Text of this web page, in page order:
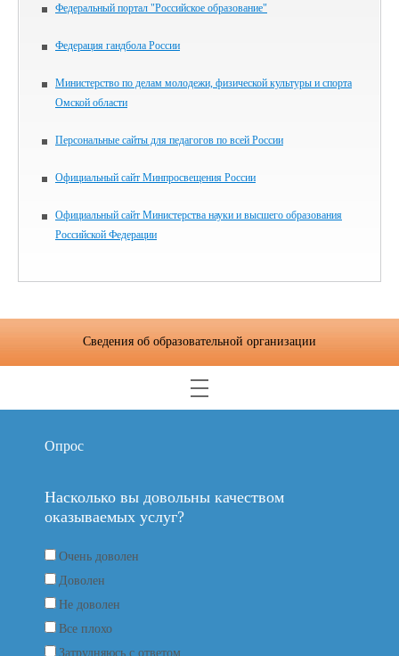
Федеральный портал "Российское образование"
Федерация гандбола России
Министерство по делам молодежи, физической культуры и спорта
Омской области
Персональные сайты для педагогов по всей России
Официальный сайт Минпросвещения России
Официальный сайт Министерства науки и высшего образования
Российской Федерации
Сведения об образовательной организации
Опрос
Насколько вы довольны качеством
оказываемых услуг?
Очень доволен
Доволен
Не доволен
Все плохо
Затрудняюсь с ответом